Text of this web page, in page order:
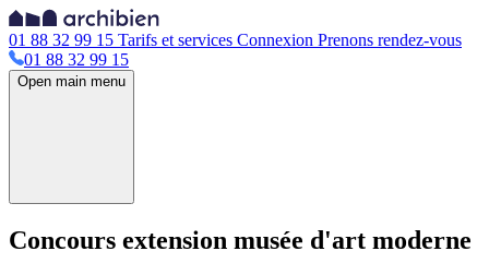
01 88 32 99 15 Tarifs et services Connexion Prenons rendez-vous
01 88 32 99 15
Open main menu
Concours extension musée d'art moderne